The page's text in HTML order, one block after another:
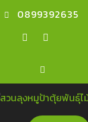
0899392635